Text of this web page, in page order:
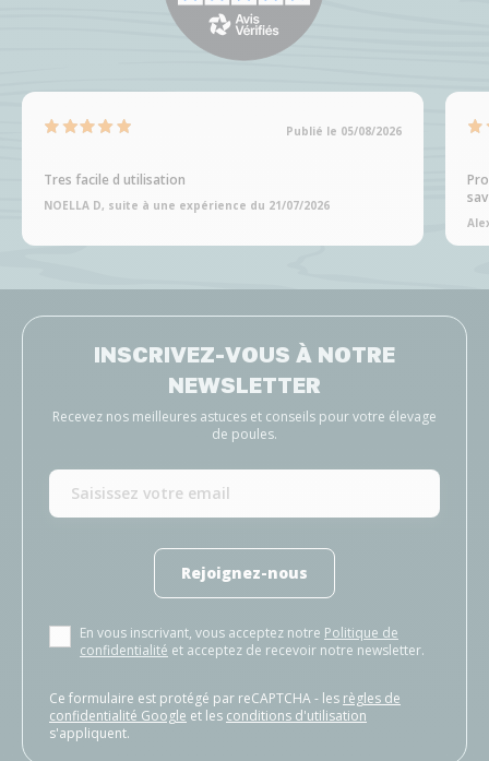
Publié le 05/08/2026
Tres facile d utilisation
NOELLA D, suite à une expérience du 21/07/2026
INSCRIVEZ-VOUS À NOTRE
NEWSLETTER
Recevez nos meilleures astuces et conseils pour votre élevage
de poules.
Rejoignez-nous
En vous inscrivant, vous acceptez notre Politique de
confidentialité et acceptez de recevoir notre newsletter.
Ce formulaire est protégé par reCAPTCHA - les règles de
confidentialité Google et les conditions d'utilisation
s'appliquent.